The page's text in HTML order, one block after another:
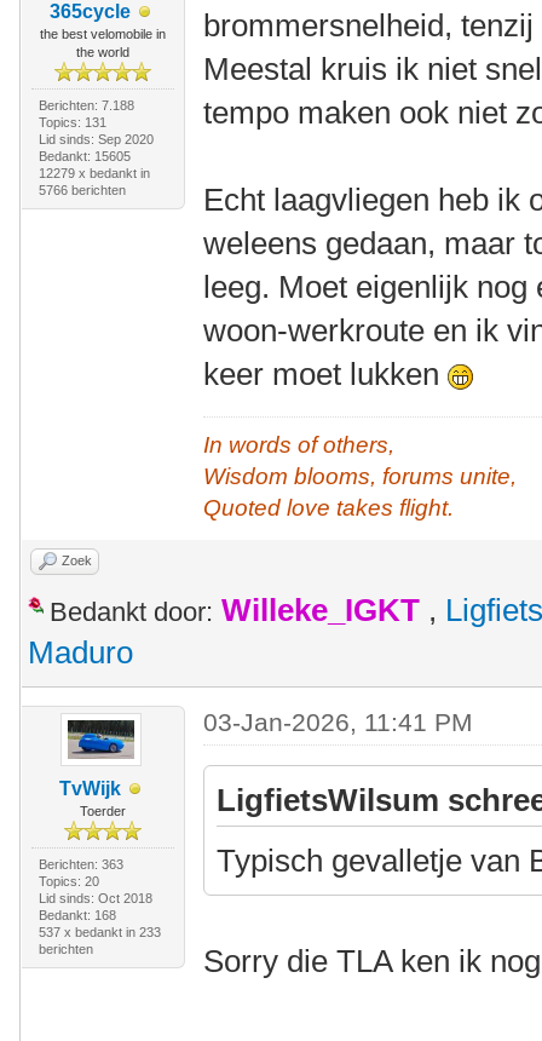
365cycle
the best velomobile in
the world
Berichten: 7.188
Topics: 131
Lid sinds: Sep 2020
Bedankt: 15605
12279 x bedankt in
5766 berichten
brommersnelheid,
Meestal kruis ik niet
tempo maken ook niet
Echt laagvliegen heb ik
weleens gedaan, maar
leeg. Moet eigenlijk
woon-werkroute en ik
keer moet lukken
In words of others,
Wisdom blooms, forums unite,
Quoted love takes flight.
Zoek
Bedankt door: Willeke_IGKT ,
Maduro
TvWijk
Toerder
Berichten: 363
Topics: 20
Lid sinds: Oct 2018
Bedankt: 168
537 x bedankt in 233
berichten
03-Jan-2026, 11:41 PM
LigfietsWilsum
Typisch gevalletje
Sorry die TLA ken ik